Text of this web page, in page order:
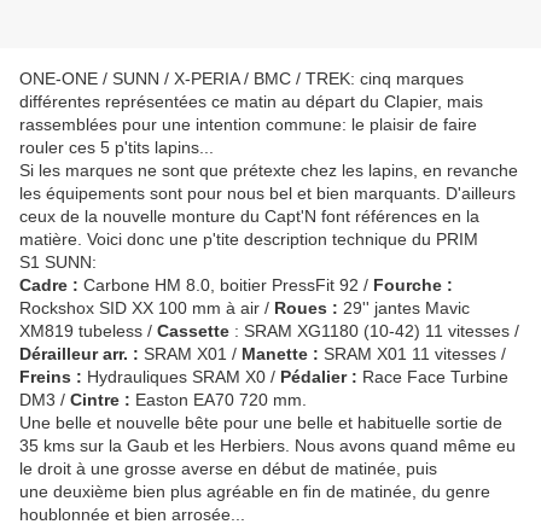
ONE-ONE / SUNN / X-PERIA / BMC / TREK: cinq marques
différentes représentées ce matin au départ du Clapier, mais
rassemblées pour une intention commune: le plaisir de faire
rouler ces 5 p'tits lapins...
Si les marques ne sont que prétexte chez les lapins, en revanche
les équipements sont pour nous bel et bien marquants. D'ailleurs
ceux de la nouvelle monture du Capt'N font références en la
matière. Voici donc une p'tite description technique du PRIM
S1 SUNN:
Cadre : Carbone HM 8.0, boitier PressFit 92 / Fourche :
Rockshox SID XX 100 mm à air / Roues : 29'' jantes Mavic
XM819 tubeless / Cassette : SRAM XG1180 (10-42) 11 vitesses /
Dérailleur arr. : SRAM X01 / Manette : SRAM X01 11 vitesses /
Freins : Hydrauliques SRAM X0 / Pédalier : Race Face Turbine
DM3 / Cintre : Easton EA70 720 mm.
Une belle et nouvelle bête pour une belle et habituelle sortie de
35 kms sur la Gaub et les Herbiers. Nous avons quand même eu
le droit à une grosse averse en début de matinée, puis
une deuxième bien plus agréable en fin de matinée, du genre
houblonnée et bien arrosée...